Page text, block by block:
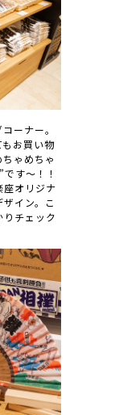
ーナー。
お買い物
ゃめちゃ
す～！！
座オリジナ
イン。こ
チェック